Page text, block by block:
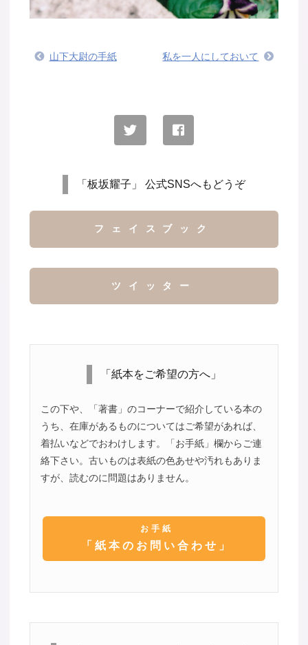
山下大尉の手紙 私を一人にしておいて
「板坂耀子」 公式SNSへもどうぞ
フェイスブック
ツイッター
「紙本をご希望の方へ」
この下や、「著書」のコーナーで紹介している本の
うち、在庫があるものについてはご希望があれば、
着払いなどでおわけします。「お手紙」欄からご連
絡下さい。古いものは表紙の色あせや汚れもありま
すが、読むのに問題はありません。
お手紙
「紙本のお問い合わせ」